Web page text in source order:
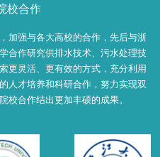
校合作
加强与各大高校的合作，先后与浙
合作研究供排水技术、污水处理技
更灵活、更有效的方式，充分利用
人才培养和科研合作，努力实现双
校合作结出更加丰硕的成果。